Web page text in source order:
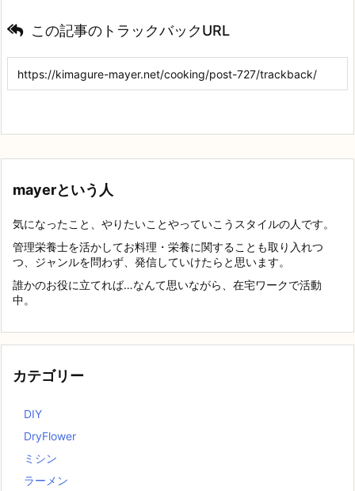
この記事のトラックバックURL
mayerという人
気になったこと、やりたいことやっていこうスタイルの人です。
管理栄養士を活かしてお料理・栄養に関することも取り入れつ
つ、ジャンルを問わず、発信していけたらと思います。
誰かのお役に立てれば…なんて思いながら、在宅ワークで活動
中。
カテゴリー
DIY
DryFlower
ミシン
ラーメン